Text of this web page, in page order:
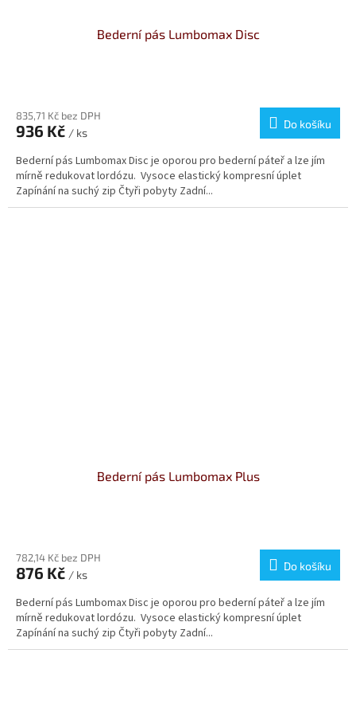
Bederní pás Lumbomax Disc
produktu
je
z
5
hvězdiček.
835,71 Kč bez DPH
936 Kč / ks
Do košíku
Bederní pás Lumbomax Disc je oporou pro bederní páteř a lze jím
mírně redukovat lordózu. Vysoce elastický kompresní úplet
Zapínání na suchý zip Čtyři pobyty Zadní...
Bederní pás Lumbomax Plus
782,14 Kč bez DPH
876 Kč / ks
Do košíku
Bederní pás Lumbomax Disc je oporou pro bederní páteř a lze jím
mírně redukovat lordózu. Vysoce elastický kompresní úplet
Zapínání na suchý zip Čtyři pobyty Zadní...